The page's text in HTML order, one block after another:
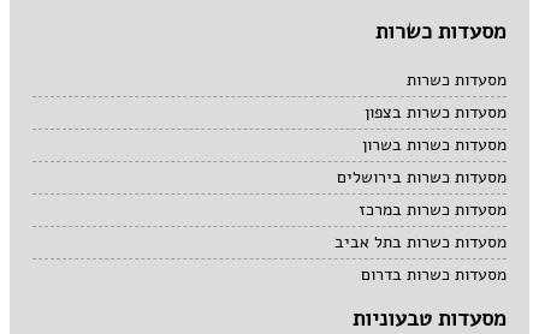
מסעדות כשרות
מסעדות כשרות
מסעדות כשרות בצפון
מסעדות כשרות בשרון
מסעדות כשרות בירושלים
מסעדות כשרות במרכז
מסעדות כשרות בתל אביב
מסעדות כשרות בדרום
מסעדות טבעוניות